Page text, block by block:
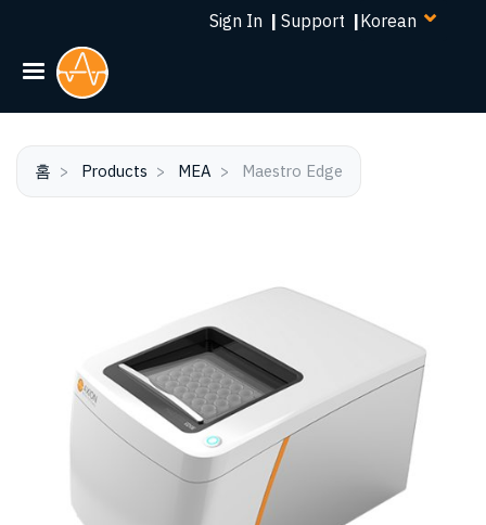
주
츠
건
Sign In | Support |Select
홈 Products MEA Maestro Edge